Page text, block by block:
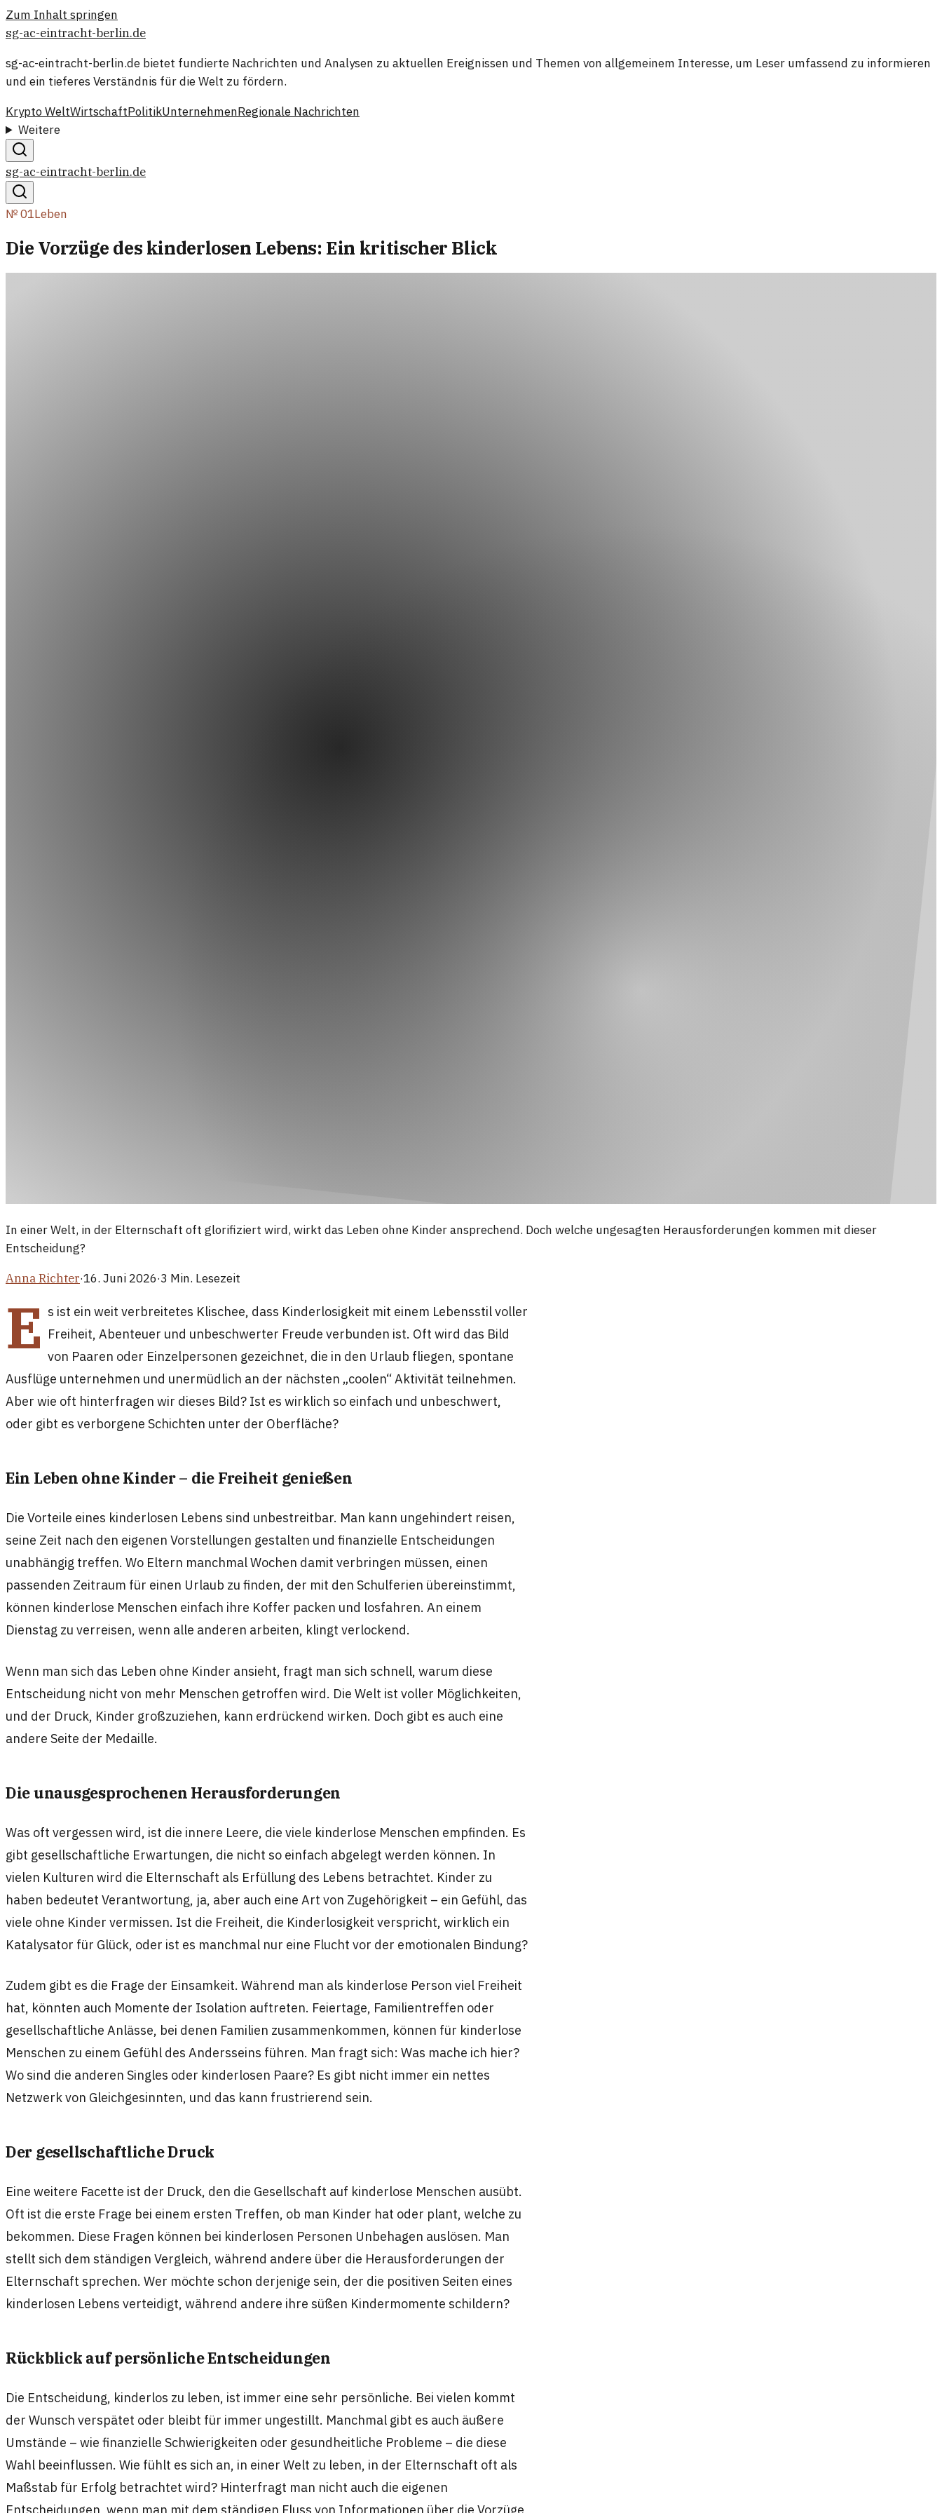
Zum Inhalt springen
sg-ac-eintracht-berlin.de
sg-ac-eintracht-berlin.de bietet fundierte Nachrichten und Analysen zu aktuellen Ereignissen und Themen von allgemeinem Interesse, um Leser umfassend zu informieren
und ein tieferes Verständnis für die Welt zu fördern.
Krypto WeltWirtschaftPolitikUnternehmenRegionale Nachrichten
Weitere
sg-ac-eintracht-berlin.de
№01Leben
Die Vorzüge des kinderlosen Lebens: Ein kritischer Blick
In einer Welt, in der Elternschaft oft glorifiziert wird, wirkt das Leben ohne Kinder ansprechend. Doch welche ungesagten Herausforderungen kommen mit dieser
Entscheidung?
Anna Richter·16. Juni 2026·3 Min. Lesezeit
E s ist ein weit verbreitetes Klischee, dass Kinderlosigkeit mit einem Lebensstil voller
Freiheit, Abenteuer und unbeschwerter Freude verbunden ist. Oft wird das Bild
von Paaren oder Einzelpersonen gezeichnet, die in den Urlaub fliegen, spontane
Ausflüge unternehmen und unermüdlich an der nächsten „coolen“ Aktivität teilnehmen.
Aber wie oft hinterfragen wir dieses Bild? Ist es wirklich so einfach und unbeschwert,
oder gibt es verborgene Schichten unter der Oberfläche?
Ein Leben ohne Kinder – die Freiheit genießen
Die Vorteile eines kinderlosen Lebens sind unbestreitbar. Man kann ungehindert reisen,
seine Zeit nach den eigenen Vorstellungen gestalten und finanzielle Entscheidungen
unabhängig treffen. Wo Eltern manchmal Wochen damit verbringen müssen, einen
passenden Zeitraum für einen Urlaub zu finden, der mit den Schulferien übereinstimmt,
können kinderlose Menschen einfach ihre Koffer packen und losfahren. An einem
Dienstag zu verreisen, wenn alle anderen arbeiten, klingt verlockend.
Wenn man sich das Leben ohne Kinder ansieht, fragt man sich schnell, warum diese
Entscheidung nicht von mehr Menschen getroffen wird. Die Welt ist voller Möglichkeiten,
und der Druck, Kinder großzuziehen, kann erdrückend wirken. Doch gibt es auch eine
andere Seite der Medaille.
Die unausgesprochenen Herausforderungen
Was oft vergessen wird, ist die innere Leere, die viele kinderlose Menschen empfinden. Es
gibt gesellschaftliche Erwartungen, die nicht so einfach abgelegt werden können. In
vielen Kulturen wird die Elternschaft als Erfüllung des Lebens betrachtet. Kinder zu
haben bedeutet Verantwortung, ja, aber auch eine Art von Zugehörigkeit – ein Gefühl, das
viele ohne Kinder vermissen. Ist die Freiheit, die Kinderlosigkeit verspricht, wirklich ein
Katalysator für Glück, oder ist es manchmal nur eine Flucht vor der emotionalen Bindung?
Zudem gibt es die Frage der Einsamkeit. Während man als kinderlose Person viel Freiheit
hat, könnten auch Momente der Isolation auftreten. Feiertage, Familientreffen oder
gesellschaftliche Anlässe, bei denen Familien zusammenkommen, können für kinderlose
Menschen zu einem Gefühl des Andersseins führen. Man fragt sich: Was mache ich hier?
Wo sind die anderen Singles oder kinderlosen Paare? Es gibt nicht immer ein nettes
Netzwerk von Gleichgesinnten, und das kann frustrierend sein.
Der gesellschaftliche Druck
Eine weitere Facette ist der Druck, den die Gesellschaft auf kinderlose Menschen ausübt.
Oft ist die erste Frage bei einem ersten Treffen, ob man Kinder hat oder plant, welche zu
bekommen. Diese Fragen können bei kinderlosen Personen Unbehagen auslösen. Man
stellt sich dem ständigen Vergleich, während andere über die Herausforderungen der
Elternschaft sprechen. Wer möchte schon derjenige sein, der die positiven Seiten eines
kinderlosen Lebens verteidigt, während andere ihre süßen Kindermomente schildern?
Rückblick auf persönliche Entscheidungen
Die Entscheidung, kinderlos zu leben, ist immer eine sehr persönliche. Bei vielen kommt
der Wunsch verspätet oder bleibt für immer ungestillt. Manchmal gibt es auch äußere
Umstände – wie finanzielle Schwierigkeiten oder gesundheitliche Probleme – die diese
Wahl beeinflussen. Wie fühlt es sich an, in einer Welt zu leben, in der Elternschaft oft als
Maßstab für Erfolg betrachtet wird? Hinterfragt man nicht auch die eigenen
Entscheidungen, wenn man mit dem ständigen Fluss von Informationen über die Vorzüge